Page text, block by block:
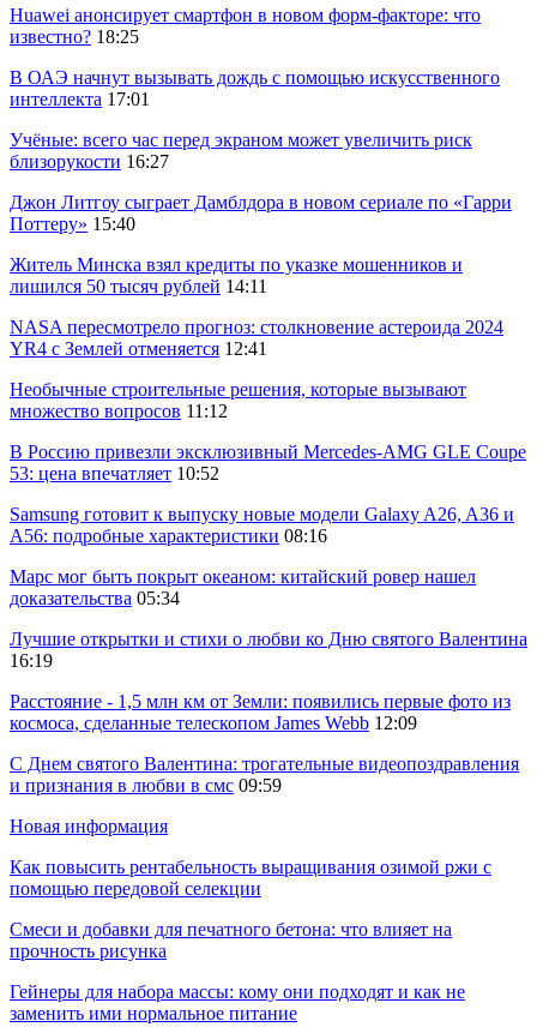
Huawei анонсирует смартфон в новом форм-факторе: что
известно? 18:25
В ОАЭ начнут вызывать дождь с помощью искусственного
интеллекта 17:01
Учёные: всего час перед экраном может увеличить риск
близорукости 16:27
Джон Литгоу сыграет Дамблдора в новом сериале по «Гарри
Поттеру» 15:40
Житель Минска взял кредиты по указке мошенников и
лишился 50 тысяч рублей 14:11
NASA пересмотрело прогноз: столкновение астероида 2024
YR4 с Землей отменяется 12:41
Необычные строительные решения, которые вызывают
множество вопросов 11:12
В Россию привезли эксклюзивный Mercedes-AMG GLE Coupe
53: цена впечатляет 10:52
Samsung готовит к выпуску новые модели Galaxy A26, A36 и
A56: подробные характеристики 08:16
Марс мог быть покрыт океаном: китайский ровер нашел
доказательства 05:34
Лучшие открытки и стихи о любви ко Дню святого Валентина
16:19
Расстояние - 1,5 млн км от Земли: появились первые фото из
космоса, сделанные телескопом James Webb 12:09
С Днем святого Валентина: трогательные видеопоздравления
и признания в любви в смс 09:59
Новая информация
Как повысить рентабельность выращивания озимой ржи с
помощью передовой селекции
Смеси и добавки для печатного бетона: что влияет на
прочность рисунка
Гейнеры для набора массы: кому они подходят и как не
заменить ими нормальное питание